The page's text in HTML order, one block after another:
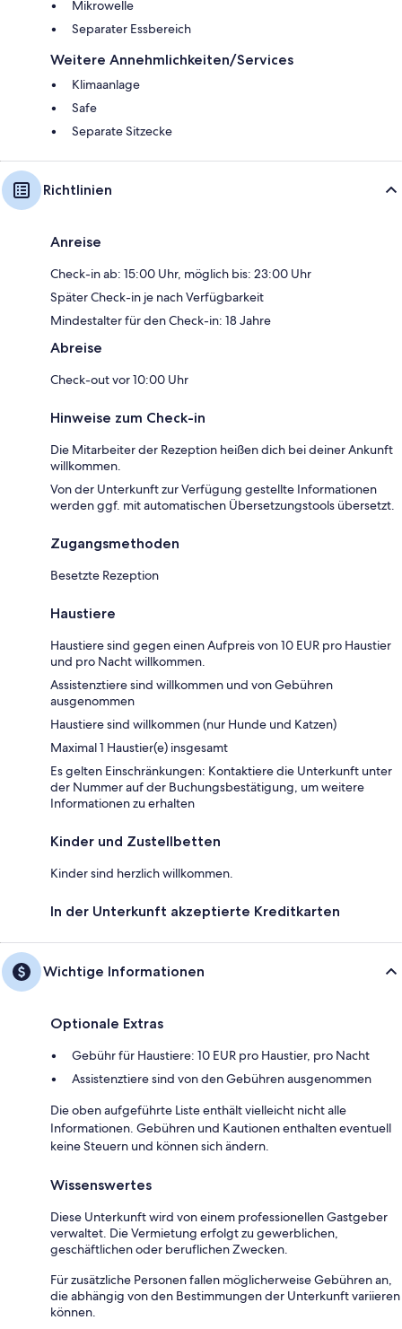
Mikrowelle
Separater Essbereich
Weitere Annehmlichkeiten/Services
Klimaanlage
Safe
Separate Sitzecke
Richtlinien
Anreise
Check-in ab: 15:00 Uhr, möglich bis: 23:00 Uhr
Später Check-in je nach Verfügbarkeit
Mindestalter für den Check-in: 18 Jahre
Abreise
Check-out vor 10:00 Uhr
Hinweise zum Check-in
Die Mitarbeiter der Rezeption heißen dich bei deiner Ankunft
willkommen.
Von der Unterkunft zur Verfügung gestellte Informationen
werden ggf. mit automatischen Übersetzungstools übersetzt.
Zugangsmethoden
Besetzte Rezeption
Haustiere
Haustiere sind gegen einen Aufpreis von 10 EUR pro Haustier
und pro Nacht willkommen.
Assistenztiere sind willkommen und von Gebühren
ausgenommen
Haustiere sind willkommen (nur Hunde und Katzen)
Maximal 1 Haustier(e) insgesamt
Es gelten Einschränkungen: Kontaktiere die Unterkunft unter
der Nummer auf der Buchungsbestätigung, um weitere
Informationen zu erhalten
Kinder und Zustellbetten
Kinder sind herzlich willkommen.
In der Unterkunft akzeptierte Kreditkarten
Wichtige Informationen
Optionale Extras
Gebühr für Haustiere: 10 EUR pro Haustier, pro Nacht
Assistenztiere sind von den Gebühren ausgenommen
Die oben aufgeführte Liste enthält vielleicht nicht alle
Informationen. Gebühren und Kautionen enthalten eventuell
keine Steuern und können sich ändern.
Wissenswertes
Diese Unterkunft wird von einem professionellen Gastgeber
verwaltet. Die Vermietung erfolgt zu gewerblichen,
geschäftlichen oder beruflichen Zwecken.
Für zusätzliche Personen fallen möglicherweise Gebühren an,
die abhängig von den Bestimmungen der Unterkunft variieren
können.